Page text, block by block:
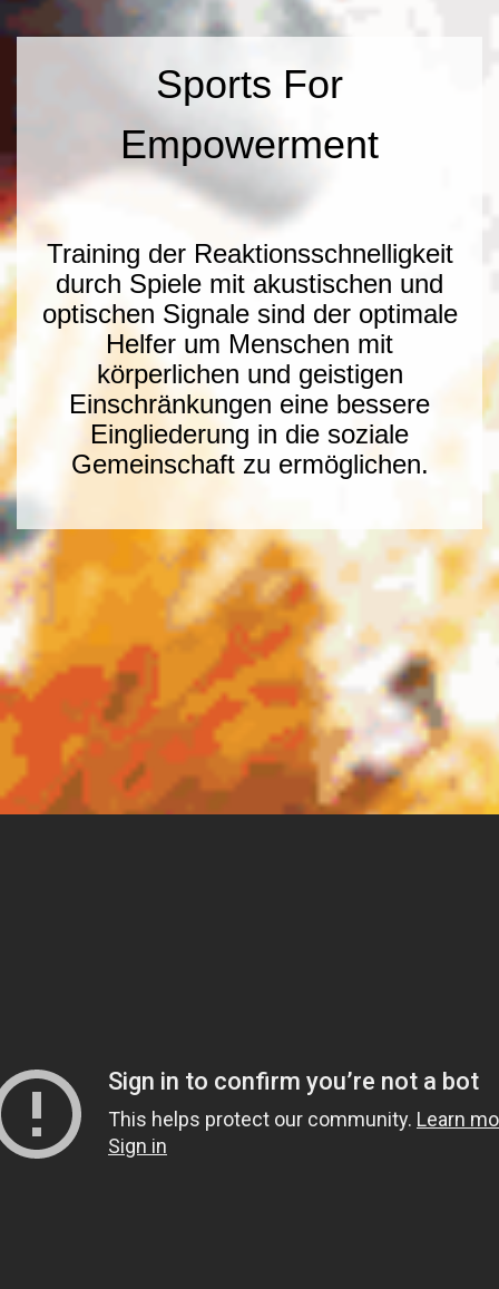
Sports For
Empowerment
Training der Reaktionsschnelligkeit
durch Spiele mit akustischen und
optischen Signale sind der optimale
Helfer um Menschen mit
körperlichen und geistigen
Einschränkungen eine bessere
Eingliederung in die soziale
Gemeinschaft zu ermöglichen.